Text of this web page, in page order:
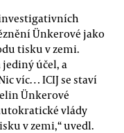
Ünkerové jako
tisku v zemi.
účel, a
víc… ICIJ se staví
Ünkerové
vlády
v zemi,“ uvedl.